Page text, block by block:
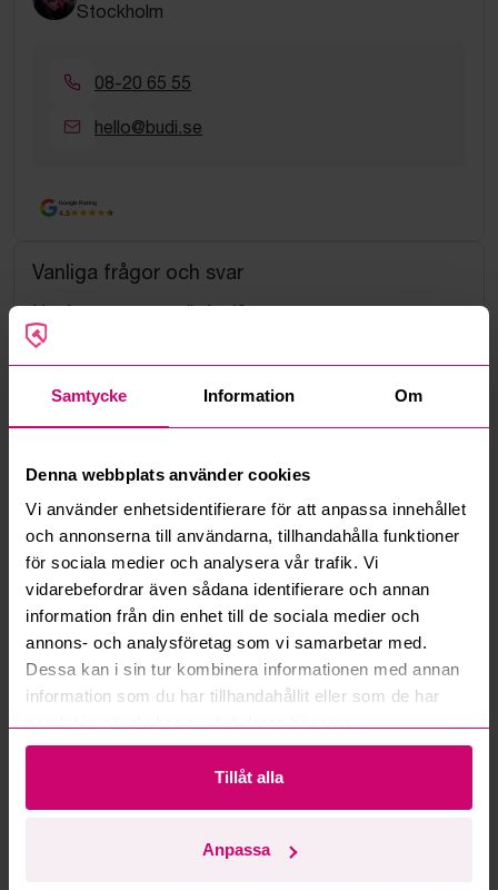
Samtycke Information Om
Denna webbplats använder cookies
Vi använder enhetsidentifierare för att anpassa innehållet
och annonserna till användarna, tillhandahålla funktioner
för sociala medier och analysera vår trafik. Vi
vidarebefordrar även sådana identifierare och annan
information från din enhet till de sociala medier och
annons- och analysföretag som vi samarbetar med.
Dessa kan i sin tur kombinera informationen med annan
information som du har tillhandahållit eller som de har
Tillåt alla
Anpassa
Stockholm
08-20 65 55
hello@budi.se
Google Rating
4.5
Vanliga frågor och svar
Hur fungerar manuella bud?
Vad innebär serviceavgift?
Vad är ett reservationspris?
Hur fungerar maxbud?
Hur fungerar budmotorn?
Kan jag ångra ett bud?
Kan ni frakta mina vunna objekt?
Mer från samma kategori